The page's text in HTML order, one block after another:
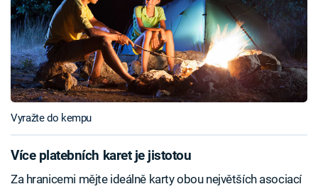
Vyražte do kempu
Více platebních karet je jistotou
Za hranicemi mějte ideálně karty obou největších asociací